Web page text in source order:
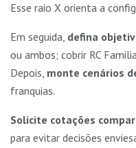
Esse raio X orienta a
Em seguida, defina
ou ambos; cobrir RC
Depois, monte cenários
franquias.
Solicite cotações
para evitar decisões